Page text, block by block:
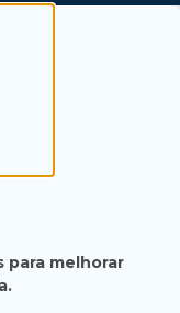
para melhorar